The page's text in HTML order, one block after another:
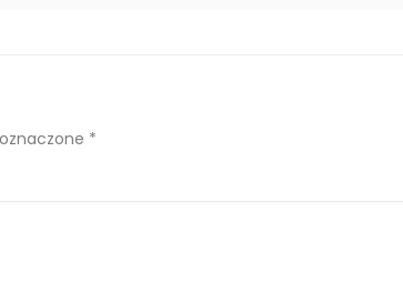
*